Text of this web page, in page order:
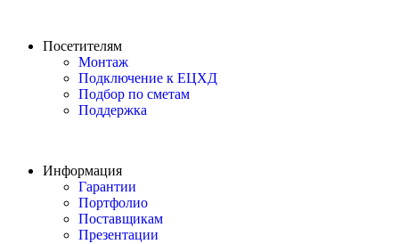
Посетителям
Монтаж
Подключение к ЕЦХД
Подбор по сметам
Поддержка
Информация
Гарантии
Портфолио
Поставщикам
Презентации